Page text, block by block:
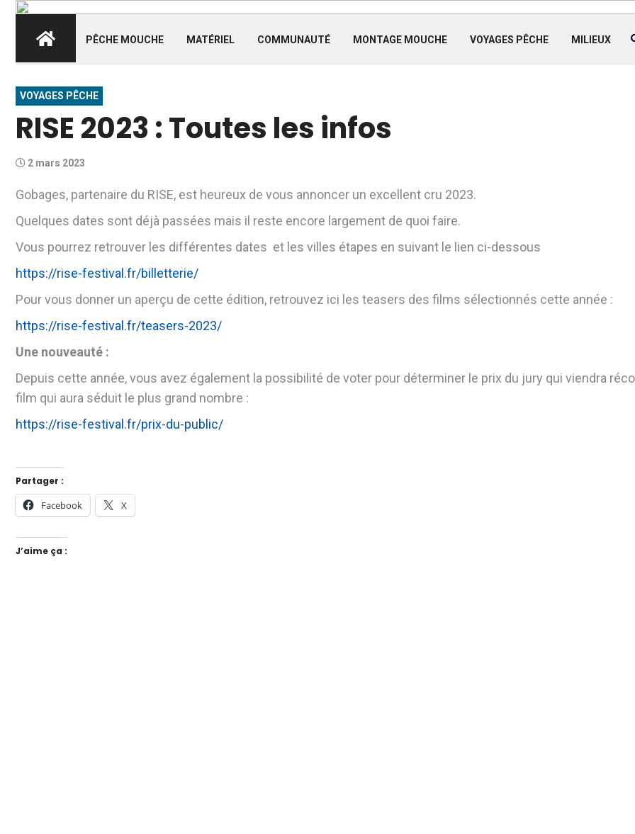
PÊCHE MOUCHE MATÉRIEL COMMUNAUTÉ MONTAGE MOUCHE VOYAGES PÊCHE MILIEUX
VOYAGES PÊCHE
RISE 2023 : Toutes les infos
2 mars 2023
Gobages, partenaire du RISE, est heureux de vous annoncer un excellent cru 2023.
Quelques dates sont déjà passées mais il reste encore largement de quoi faire.
Vous pourrez retrouver les différentes dates et les villes étapes en suivant le lien ci-dessous
https://rise-festival.fr/billetterie/
Pour vous donner un aperçu de cette édition, retrouvez ici les teasers des films sélectionnés cette année :
https://rise-festival.fr/teasers-2023/
Une nouveauté :
Depuis cette année, vous avez également la possibilité de voter pour déterminer le prix du jury qui viendra
film qui aura séduit le plus grand nombre :
https://rise-festival.fr/prix-du-public/
Partager :
Facebook X
J’aime ça :